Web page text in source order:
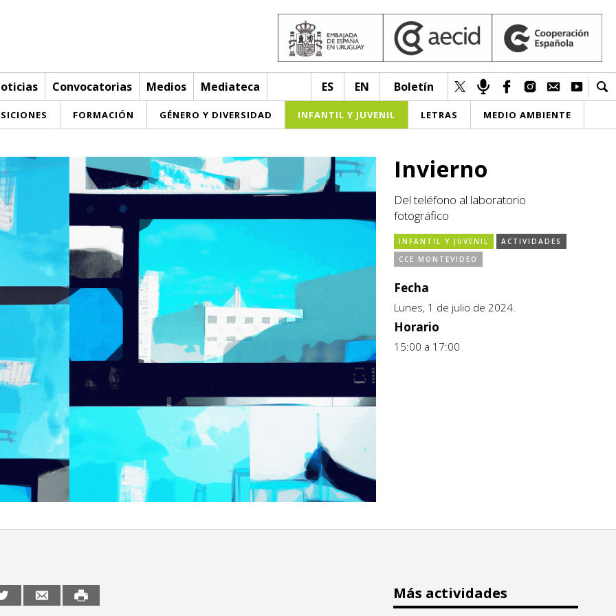
Convocatorias Medios Mediateca ES EN Boletín
FORMACIÓN GÉNERO Y DIVERSIDAD INFANTIL Y JUVENIL LETRAS MEDIO AMBIENTE
Invierno
Del teléfono al laboratorio
fotográfico
INFANTIL Y JUVENIL
ACTIVIDADES
CCE MONTEVIDEO
Fecha
Lunes, 1 de julio de 2024.
Horario
15:00 a 17:00
Más actividades